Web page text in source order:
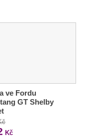
ve Fordu
GT Shelby
Kč